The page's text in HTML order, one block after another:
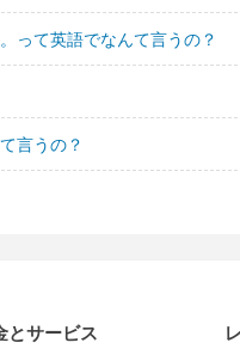
って英語でなんて言うの？
言うの？
とサービス